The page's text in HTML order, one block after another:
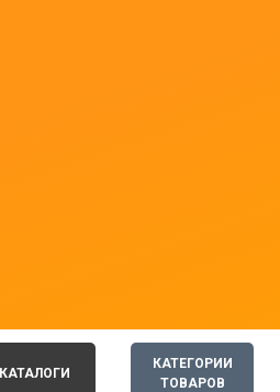
КАТЕГОРИИ
ТОВАРОВ
КАТАЛОГИ